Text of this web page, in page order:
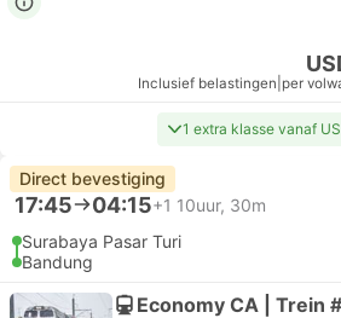
Inclusief belastingen per
1 extra klasse vanaf
Direct bevestiging
17:45 04:15+1 10uur, 30m
Surabaya Pasar Turi
Bandung
Economy CA | Trein